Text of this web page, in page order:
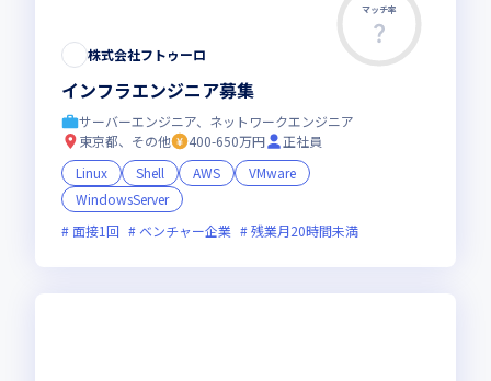
マッチ率
株式会社フトゥーロ
インフラエンジニア募集
サーバーエンジニア、ネットワークエンジニア
東京都、その他
400-650万円
正社員
Linux
Shell AWS
VMware
WindowsServer
面接1回
ベンチャー企業 残業月20時間未満